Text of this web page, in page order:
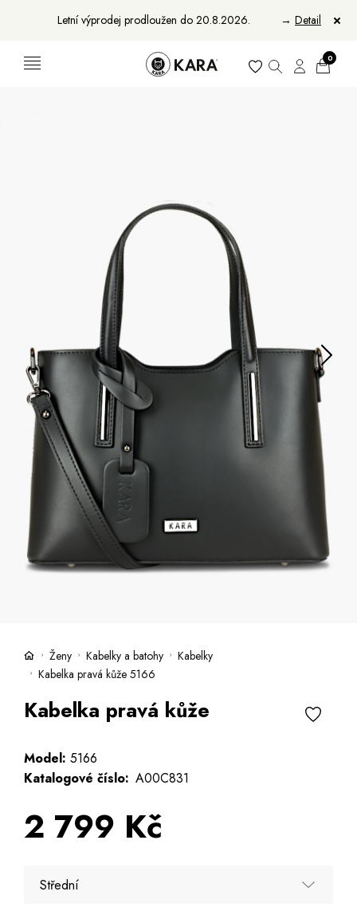
Letní výprodej prodloužen do 20.8.2026. → Detail
Peněženky
Kufry -21 % Prodejny
Kara klub
Dárkové poukazy
Extra výhodné
Bundy a kabáty -50 %
Česky
0
Ženy Kabelky a batohy
Kabelky
Kabelka pravá kůže 5166
Kabelka pravá kůže
Model: 5166
Katalogové číslo: A00C831
2 799 Kč
Střední